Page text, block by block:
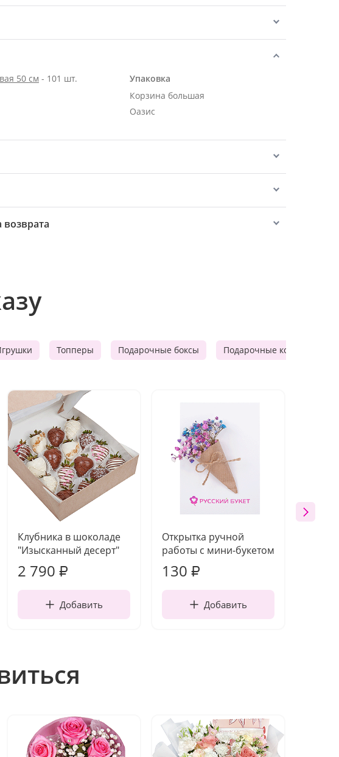
50 см - 101 шт.
Упаковка
Корзина большая
Оазис
Топперы Подарочные боксы Подарочные корзины
Клубника в шоколаде
"Изысканный десерт"
2 790 ₽
Добавить
Открытка ручной
работы с мини-букетом
130 ₽
Добавить